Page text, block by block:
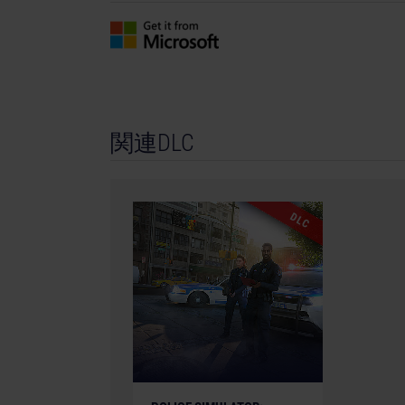
SpeedTree® technology (©2020 Interactive
trademark of Interactive Data Visualization,
Series S, and Xbox Series X|S are trademarks
関連DLC
DLC